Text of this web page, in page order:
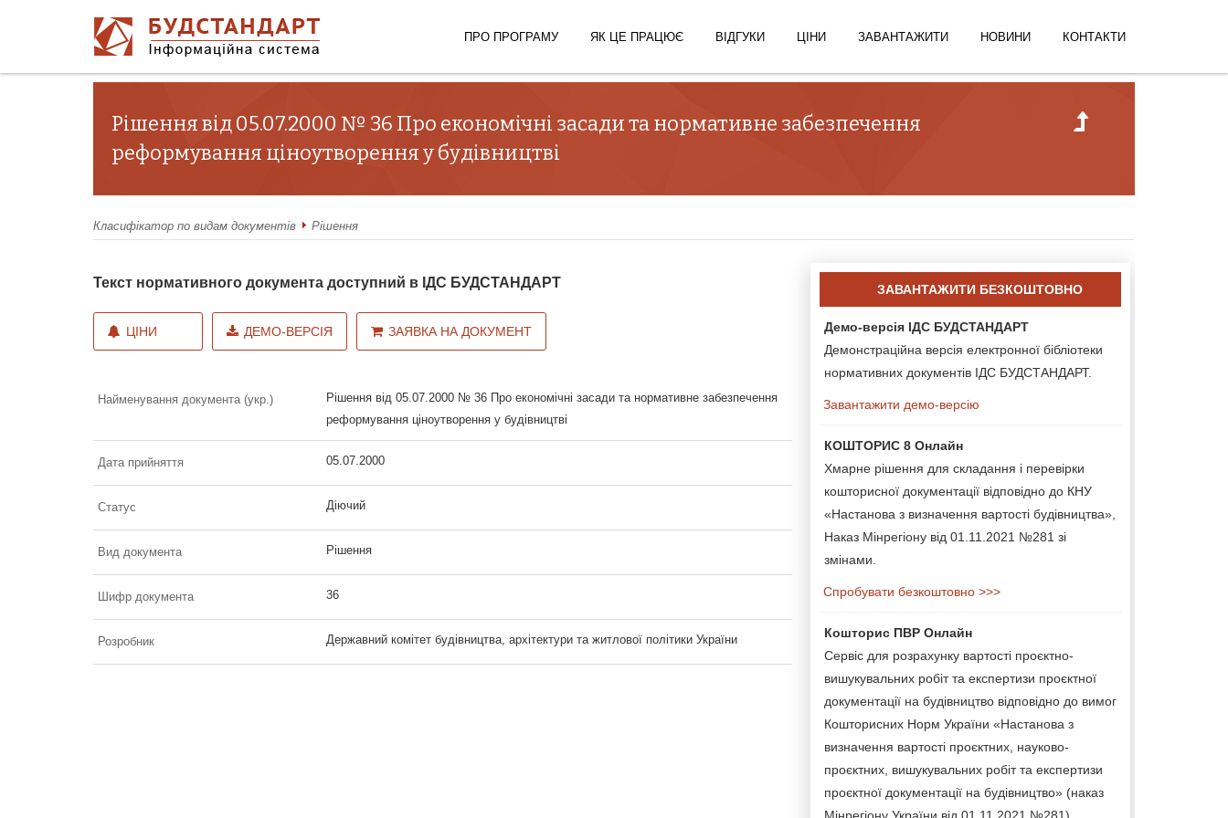
ПРО ПРОГРАМУ ЯК ЦЕ ПРАЦЮЄ ВІДГУКИ ЦІНИ ЗАВАНТАЖИТИ НОВИНИ КОНТАКТИ
Рішення від 05.07.2000 № 36 Про економічні засади та нормативне забезпечення
реформування ціноутворення у будівництві
Класифікатор по видам документів Рішення
Текст нормативного документа доступний в ІДС БУДСТАНДАРТ
ЦІНИ ДЕМО-ВЕРСІЯ ЗАЯВКА НА ДОКУМЕНТ
Найменування документа (укр.)
Рішення від 05.07.2000 № 36 Про економічні засади та нормативне забезпечення
реформування ціноутворення у будівництві
Дата прийняття 05.07.2000
Статус Діючий
Вид документа Рішення
Шифр документа 36
Розробник Державний комітет будівництва, архітектури та житлової політики України
ЗАВАНТАЖИТИ БЕЗКОШТОВНО
Демо-версія ІДС БУДСТАНДАРТ
Демонстраційна версія електронної бібліотеки
нормативних документів ІДС БУДСТАНДАРТ.
Завантажити демо-версію
КОШТОРИС 8 Онлайн
Хмарне рішення для складання і перевірки
кошторисної документації відповідно до КНУ
«Настанова з визначення вартості будівництва»,
Наказ Мінрегіону від 01.11.2021 №281 зі
змінами.
Спробувати безкоштовно >>>
Кошторис ПВР Онлайн
Сервіс для розрахунку вартості проєктно-
вишукувальних робіт та експертизи проєктної
документації на будівництво відповідно до вимог
Кошторисних Норм України «Настанова з
визначення вартості проєктних, науково-
проєктних, вишукувальних робіт та експертизи
проєктної документації на будівництво» (наказ
Мінрегіону України від 01.11.2021 №281).